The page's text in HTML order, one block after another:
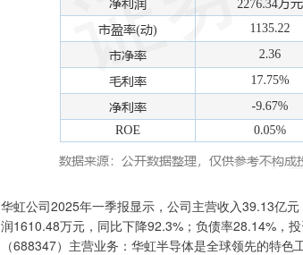
华虹公司2025年一季报显示，公司主营收入39.13亿
润1610.48万元，同比下降92.3%；负债率28.14%，
（688347）主营业务：华虹半导体是全球领先的特